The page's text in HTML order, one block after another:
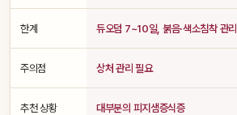
한계 듀오덤 7~10일, 붉음·색소침착 관리
주의점 상처 관리 필요
추천 상황 대부분의 피지샘증식증